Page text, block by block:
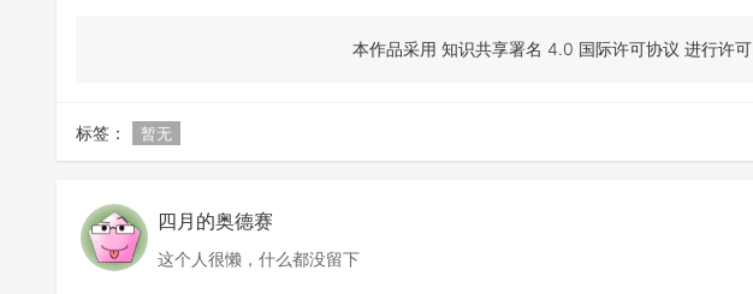
本作品采用 知识共享署名 4.0 国际许可协议 进行许可
标签： 暂无
四月的奥德赛
这个人很懒，什么都没留下